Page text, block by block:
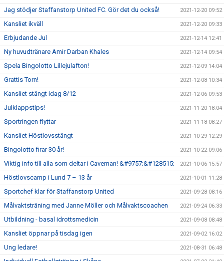
Jag stödjer Staffanstorp United FC. Gör det du också! 2021-12-20 09:52
Kansliet ikväll 2021-12-20 09:33
Erbjudande Jul 2021-12-14 12:41
Ny huvudtränare Amir Darban Khales 2021-12-14 09:54
Spela Bingolotto Lillejulafton! 2021-12-09 14:04
Grattis Torn! 2021-12-08 10:34
Kansliet stängt idag 8/12 2021-12-06 09:53
Julklappstips! 2021-11-20 18:04
Sportringen flyttar 2021-11-18 08:27
Kansliet Höstlovsstängt 2021-10-29 12:29
Bingolotto firar 30 år! 2021-10-22 09:06
Viktig info till alla som deltar i Caveman! &#9757;&#128515; 2021-10-06 15:57
Höstlovscamp i Lund 7 – 13 år 2021-10-01 11:28
Sportchef klar för Staffanstorp United 2021-09-28 08:16
Målvaktsträning med Janne Möller och Målvaktscoachen 2021-09-24 06:33
Utbildning - basal idrottsmedicin 2021-09-08 08:48
Kansliet öppnar på tisdag igen 2021-09-02 16:02
Ung ledare! 2021-08-31 06:48